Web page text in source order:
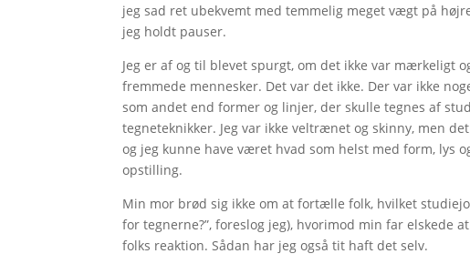
jeg sad ret ubekvemt med temmelig meget vægt på
jeg holdt pauser.
Jeg er af og til blevet spurgt, om det ikke var
fremmede mennesker. Det var det ikke. Der var ikke
som andet end former og linjer, der skulle tegnes af
tegneteknikker. Jeg var ikke veltrænet og skinny, men
og jeg kunne have været hvad som helst med form, lys
opstilling.
Min mor brød sig ikke om at fortælle folk, hvilket
for tegnerne?”, foreslog jeg), hvorimod min far elskede
folks reaktion. Sådan har jeg også tit haft det selv.